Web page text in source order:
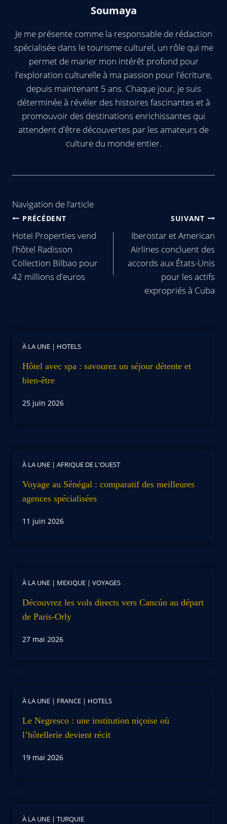
Soumaya
Je me présente comme la responsable de rédaction
spécialisée dans le tourisme culturel, un rôle qui me
permet de marier mon intérêt profond pour
l'exploration culturelle à ma passion pour l'écriture,
depuis maintenant 5 ans. Chaque jour, je suis
déterminée à révéler des histoires fascinantes et à
promouvoir des destinations enrichissantes qui
attendent d'être découvertes par les amateurs de
culture du monde entier.
Navigation de l’article
PRÉCÉDENT
Hotei Properties vend
l'hôtel Radisson
Collection Bilbao pour
42 millions d'euros
SUIVANT
Iberostar et American
Airlines concluent des
accords aux États-Unis
pour les actifs
expropriés à Cuba
À LA UNE | HOTELS
Hôtel avec spa : savourez un séjour détente et
bien-être
25 juin 2026
À LA UNE | AFRIQUE DE L'OUEST
Voyage au Sénégal : comparatif des meilleures
agences spécialisées
11 juin 2026
À LA UNE | MEXIQUE | VOYAGES
Découvrez les vols directs vers Cancún au départ
de Paris-Orly
27 mai 2026
À LA UNE | FRANCE | HOTELS
Le Negresco : une institution niçoise où
l’hôtellerie devient récit
19 mai 2026
À LA UNE | TURQUIE